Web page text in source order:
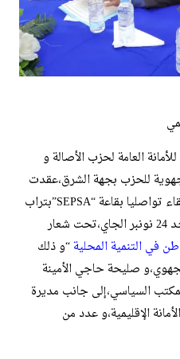
العامة لحزب الأصالة و
للحزب بجهة الشرق،عقدت
الأمانة الإقليمية للحزب بتاوريرت،لقاء تواصليا بقاعة “SEPSA”بتراب
جماعة عين الحجر،مساء اليوم الأحد 24 نونبر الجاي،تحت شعار
في التنمية المحلية“و ذلك
صليحة حاجي الأمينة
السياسي،إلى جانب مديرة
الإقليمية،و عدد من